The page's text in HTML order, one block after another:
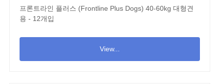
프론트라인 플러스 (Frontline Plus Dogs) 40-60kg 대형견
용 - 12개입
View...